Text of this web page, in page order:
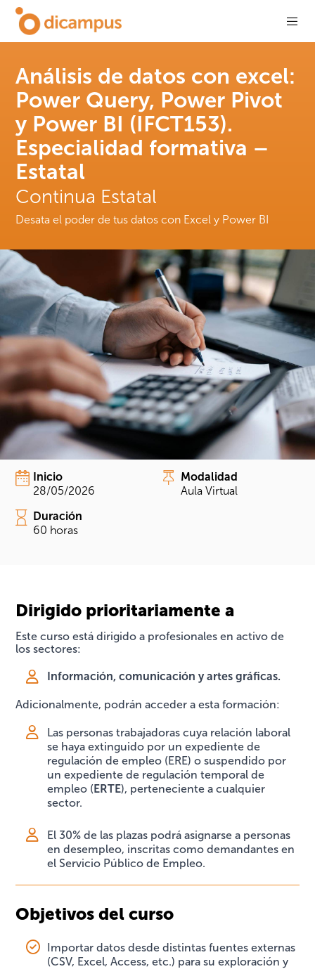
Análisis de datos con excel:
Power Query, Power Pivot
y Power BI (IFCT153).
Especialidad formativa –
Estatal
Continua Estatal
Desata el poder de tus datos con Excel y Power BI
Inicio
28/05/2026
Modalidad
Aula Virtual
Duración
60 horas
Dirigido prioritariamente a
Este curso está dirigido a profesionales en activo de
los sectores:
Información, comunicación y artes gráficas.
Adicionalmente, podrán acceder a esta formación:
Las personas trabajadoras cuya relación laboral
se haya extinguido por un expediente de
regulación de empleo (ERE) o suspendido por
un expediente de regulación temporal de
empleo (ERTE), perteneciente a cualquier
sector.
El 30% de las plazas podrá asignarse a personas
en desempleo, inscritas como demandantes en
el Servicio Público de Empleo.
Objetivos del curso
Importar datos desde distintas fuentes externas
(CSV, Excel, Access, etc.) para su exploración y